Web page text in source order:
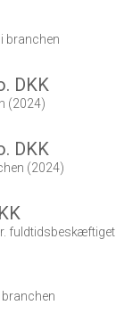
branchen
DKK
(2024)
DKK
(2024)
fuldtidsbeskæftiget